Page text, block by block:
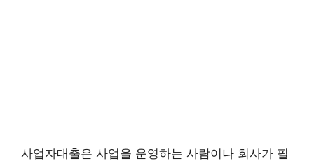
사업자대출은 사업을 운영하는 사람이나 회사가 필